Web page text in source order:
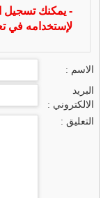
- يمكنك تسجيل
لإستخدامه في
الاسم :
البريد
الالكتروني :
التعليق :